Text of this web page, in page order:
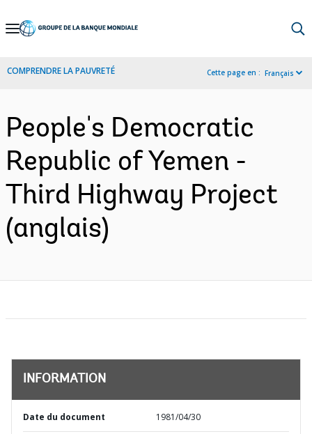
Skip
Navigation
COMPRENDRE LA PAUVRETÉ Cette page en : Français
People's Democratic
Republic of Yemen -
Third Highway Project
(anglais)
INFORMATION
Date du document 1981/04/30